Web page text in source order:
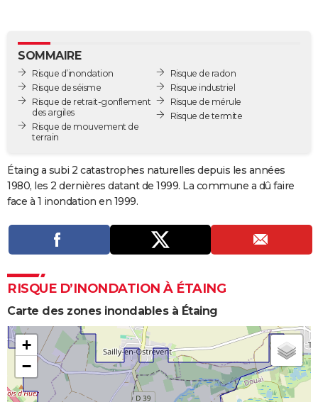
GUIDES D'ACHAT
BONS PLANS
CARTE DE VOEUX
Carte de Noël
Carte Bonne année
Carte Saint-Valentin
Carte Pâques
Carte d'anniversaire
DICTIONNAIRE
COPAINS D'AVANT
Bricolage
Lifestyle
Culture
Sport
Auto
Television
Voyage
Cinema
SOMMAIRE
Risque d’inondation
Risque de séisme
Risque de retrait-gonflement
des argiles
Risque de mouvement de
terrain
Risque de radon
Risque industriel
Risque de mérule
Risque de termite
Étaing a subi 2 catastrophes naturelles depuis les années
1980, les 2 dernières datant de 1999. La commune a dû faire
face à 1 inondation en 1999.
RISQUE D’INONDATION À ÉTAING
Carte des zones inondables à Étaing
+
−